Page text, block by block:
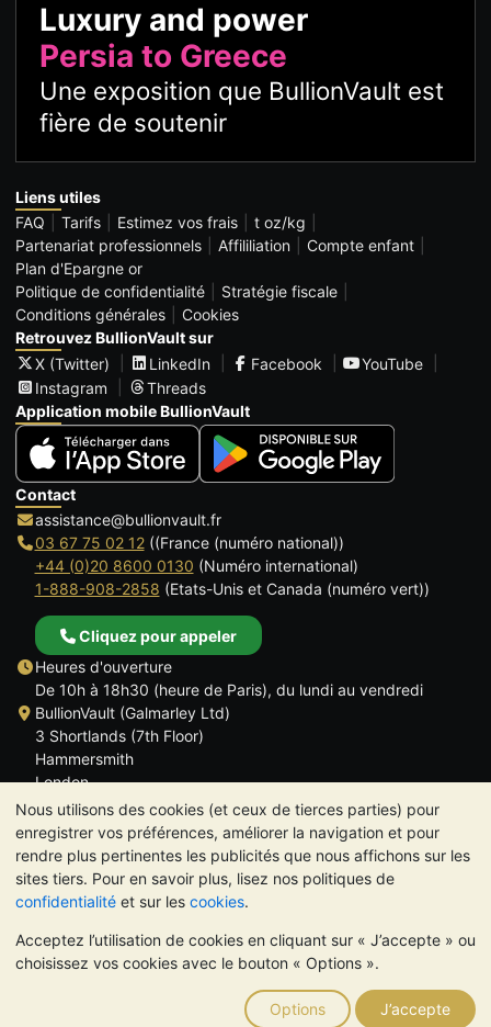
Nous utilisons des cookies (et ceux de tierces parties) pour
enregistrer vos préférences, améliorer la navigation et pour
rendre plus pertinentes les publicités que nous affichons sur les
sites tiers. Pour en savoir plus, lisez nos politiques de
confidentialité et sur les cookies.
Acceptez l’utilisation de cookies en cliquant sur « J’accepte » ou
choisissez vos cookies avec le bouton « Options ».
Options J’accepte
Luxury and power
Persia to Greece
Une exposition que BullionVault est
fière de soutenir
Liens utiles
FAQ
Tarifs Estimez vos frais
t oz/kg
Partenariat professionnels
Affililiation
Compte enfant
Plan d'Epargne or
Politique de confidentialité
Stratégie fiscale
Conditions générales
Cookies
Retrouvez BullionVault sur
X (Twitter)
LinkedIn Facebook
YouTube
Instagram
Threads
Application mobile BullionVault
Contact
assistance@bullionvault.fr
03 67 75 02 12((France (numéro national))
+44 (0)20 8600 0130 (Numéro international)
1-888-908-2858 (Etats-Unis et Canada (numéro vert))
Cliquez pour appeler
Heures d'ouverture
De 10h à 18h30 (heure de Paris), du lundi au vendredi
BullionVault (Galmarley Ltd)
3 Shortlands (7th Floor)
Hammersmith
London
W6 8DA
ROYAUME UNI
TrustScore 4.6 | 534 avis
VEUILLEZ NOTER: La valeur des métaux précieux peut aussi
bien baisser qu'augmenter. Les tendances historiques ne
garantissent pas l'évolution future des cours. Rien sur les sites